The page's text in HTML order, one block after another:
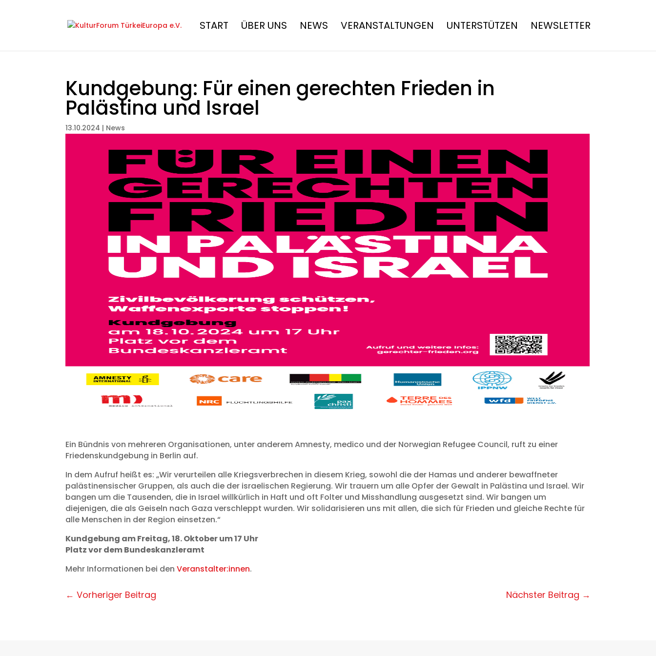
START ÜBER UNS NEWS VERANSTALTUNGEN UNTERSTÜTZEN NEWSLETTER
Kundgebung: Für einen gerechten Frieden in
Palästina und Israel
13.10.2024 | News
Ein Bündnis von mehreren Organisationen, unter anderem Amnesty, medico und der Norwegian Refugee Council, ruft zu einer
Friedenskundgebung in Berlin auf.
In dem Aufruf heißt es: „Wir verurteilen alle Kriegsverbrechen in diesem Krieg, sowohl die der Hamas und anderer bewaffneter
palästinensischer Gruppen, als auch die der israelischen Regierung. Wir trauern um alle Opfer der Gewalt in Palästina und Israel. Wir
bangen um die Tausenden, die in Israel willkürlich in Haft und oft Folter und Misshandlung ausgesetzt sind. Wir bangen um
diejenigen, die als Geiseln nach Gaza verschleppt wurden. Wir solidarisieren uns mit allen, die sich für Frieden und gleiche Rechte für
alle Menschen in der Region einsetzen.“
Kundgebung am Freitag, 18. Oktober um 17 Uhr
Platz vor dem Bundeskanzleramt
Mehr Informationen bei denVeranstalter:innen.
←Vorheriger Beitrag Nächster Beitrag →